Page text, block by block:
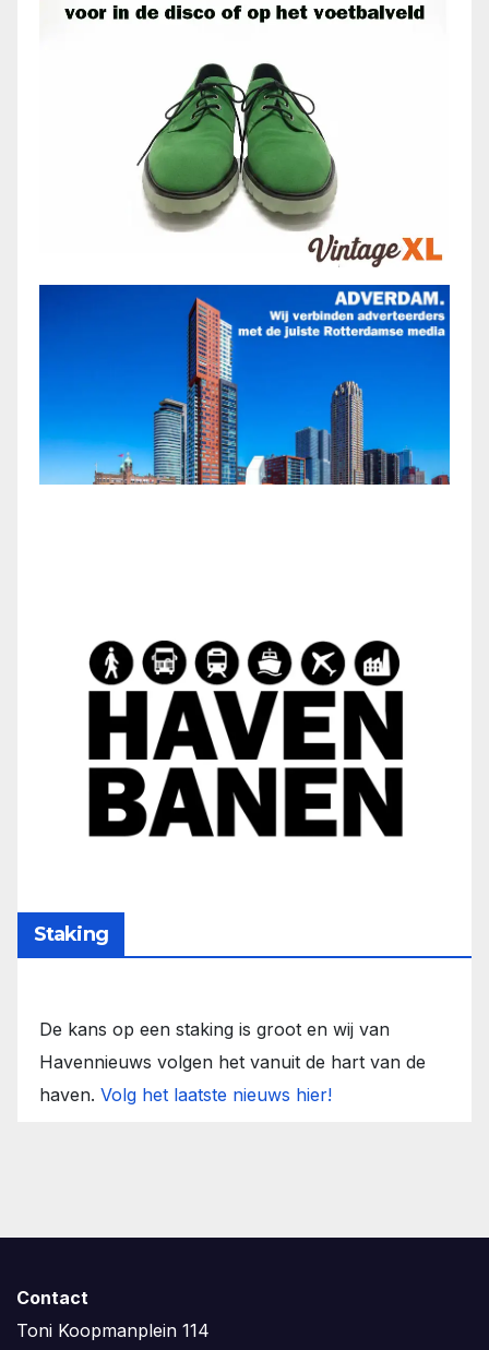
Staking
De kans op een staking is groot en wij van
Havennieuws volgen het vanuit de hart van de
haven. Volg het laatste nieuws hier!
Contact
Toni Koopmanplein 114